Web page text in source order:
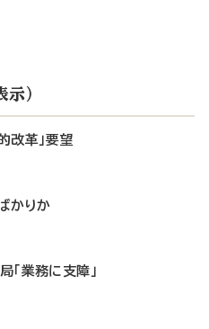
）
改革」要望
かりか
「業務に支障」